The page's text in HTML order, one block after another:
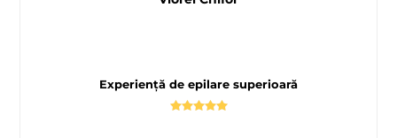
Experiență de epilare superioară